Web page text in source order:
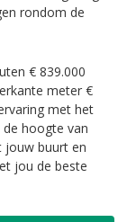
rondom de
€ 839.000
meter €
met het
hoogte van
jouw buurt en
jou de beste